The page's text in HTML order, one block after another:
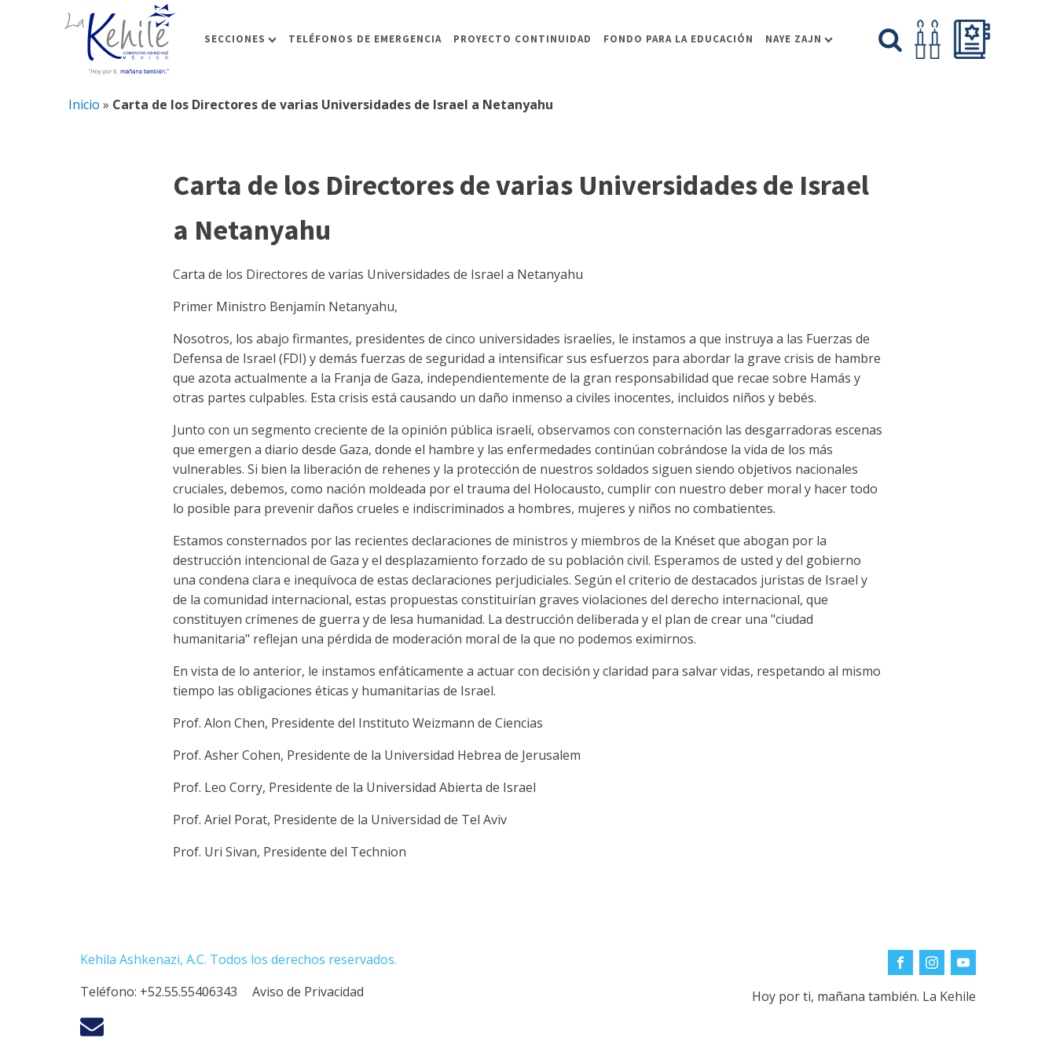
SECCIONES TELÉFONOS DE EMERGENCIA PROYECTO CONTINUIDAD FONDO PARA LA EDUCACIÓN NAYE ZAJN
Inicio » Carta de los Directores de varias Universidades de Israel a Netanyahu
Carta de los Directores de varias Universidades de Israel
a Netanyahu
Carta de los Directores de varias Universidades de Israel a Netanyahu
Primer Ministro Benjamín Netanyahu,
Nosotros, los abajo firmantes, presidentes de cinco universidades israelíes, le instamos a que instruya a las Fuerzas de
Defensa de Israel (FDI) y demás fuerzas de seguridad a intensificar sus esfuerzos para abordar la grave crisis de hambre
que azota actualmente a la Franja de Gaza, independientemente de la gran responsabilidad que recae sobre Hamás y
otras partes culpables. Esta crisis está causando un daño inmenso a civiles inocentes, incluidos niños y bebés.
Junto con un segmento creciente de la opinión pública israelí, observamos con consternación las desgarradoras escenas
que emergen a diario desde Gaza, donde el hambre y las enfermedades continúan cobrándose la vida de los más
vulnerables. Si bien la liberación de rehenes y la protección de nuestros soldados siguen siendo objetivos nacionales
cruciales, debemos, como nación moldeada por el trauma del Holocausto, cumplir con nuestro deber moral y hacer todo
lo posible para prevenir daños crueles e indiscriminados a hombres, mujeres y niños no combatientes.
Estamos consternados por las recientes declaraciones de ministros y miembros de la Knéset que abogan por la
destrucción intencional de Gaza y el desplazamiento forzado de su población civil. Esperamos de usted y del gobierno
una condena clara e inequívoca de estas declaraciones perjudiciales. Según el criterio de destacados juristas de Israel y
de la comunidad internacional, estas propuestas constituirían graves violaciones del derecho internacional, que
constituyen crímenes de guerra y de lesa humanidad. La destrucción deliberada y el plan de crear una "ciudad
humanitaria" reflejan una pérdida de moderación moral de la que no podemos eximirnos.
En vista de lo anterior, le instamos enfáticamente a actuar con decisión y claridad para salvar vidas, respetando al mismo
tiempo las obligaciones éticas y humanitarias de Israel.
Prof. Alon Chen, Presidente del Instituto Weizmann de Ciencias
Prof. Asher Cohen, Presidente de la Universidad Hebrea de Jerusalem
Prof. Leo Corry, Presidente de la Universidad Abierta de Israel
Prof. Ariel Porat, Presidente de la Universidad de Tel Aviv
Prof. Uri Sivan, Presidente del Technion
Kehila Ashkenazi, A.C. Todos los derechos reservados.
Teléfono: +52.55.55406343 Aviso de Privacidad Hoy por ti, mañana también. La Kehile